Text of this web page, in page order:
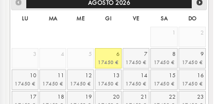
AGOSTO 2026
LU MA ME GI VE SA
DO
1
2
3 4 5 6 7 8 9
10 11 12 13 14 15 16
17 18 19 20 21 22 23